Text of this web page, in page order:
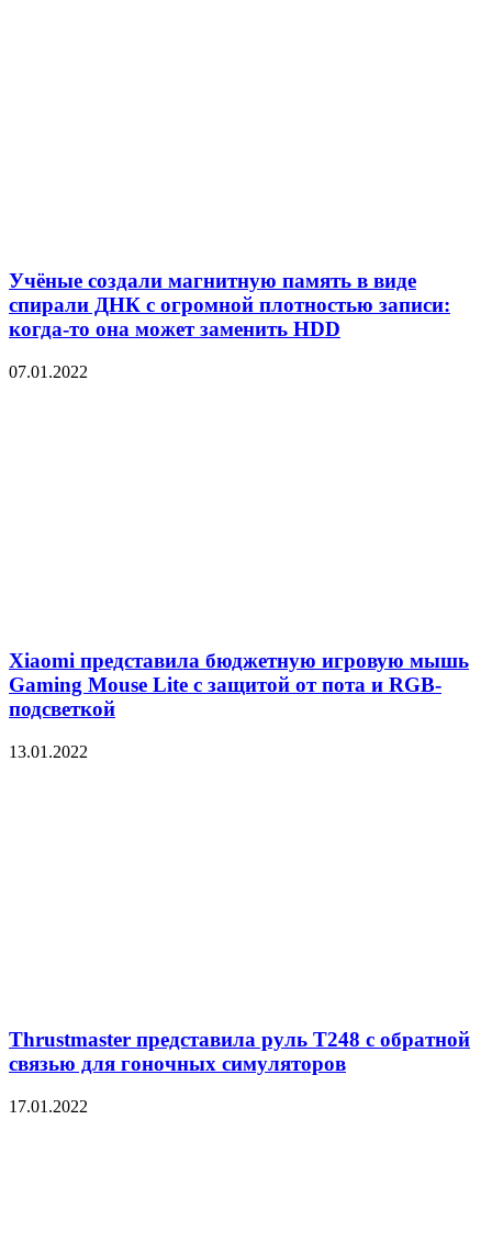
Учёные создали магнитную память в виде
спирали ДНК с огромной плотностью записи:
когда-то она может заменить HDD
07.01.2022
Xiaomi представила бюджетную игровую мышь
Gaming Mouse Lite с защитой от пота и RGB-
подсветкой
13.01.2022
Thrustmaster представила руль T248 с обратной
связью для гоночных симуляторов
17.01.2022